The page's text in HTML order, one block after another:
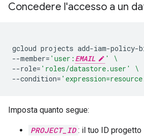
Concedere l'accesso a un
gcloud projects add-iam-policy-
--member= 'user: EMAIL '
\
--role= 'roles/datastore.user'
\
--condition=
Imposta quanto segue:
PROJECT_ID : il tuo ID progetto